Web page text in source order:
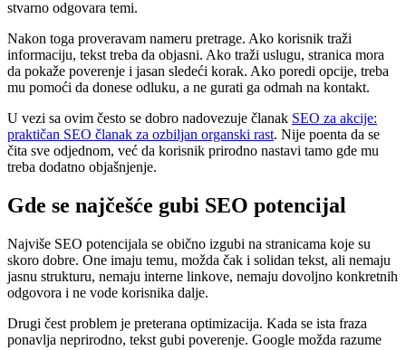
stvarno odgovara temi.
Nakon toga proveravam nameru pretrage. Ako korisnik traži
informaciju, tekst treba da objasni. Ako traži uslugu, stranica mora
da pokaže poverenje i jasan sledeći korak. Ako poredi opcije, treba
mu pomoći da donese odluku, a ne gurati ga odmah na kontakt.
U vezi sa ovim često se dobro nadovezuje članak SEO za akcije:
praktičan SEO članak za ozbiljan organski rast. Nije poenta da se
čita sve odjednom, već da korisnik prirodno nastavi tamo gde mu
treba dodatno objašnjenje.
Gde se najčešće gubi SEO potencijal
Najviše SEO potencijala se obično izgubi na stranicama koje su
skoro dobre. One imaju temu, možda čak i solidan tekst, ali nemaju
jasnu strukturu, nemaju interne linkove, nemaju dovoljno konkretnih
odgovora i ne vode korisnika dalje.
Drugi čest problem je preterana optimizacija. Kada se ista fraza
ponavlja neprirodno, tekst gubi poverenje. Google možda razume